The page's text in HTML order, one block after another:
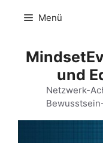
Menü
und
Netzwerk-